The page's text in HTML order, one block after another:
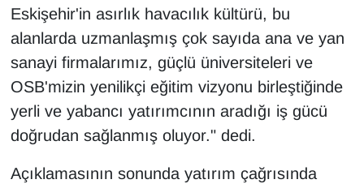
Eskişehir'in asırlık havacılık kültürü, bu
alanlarda uzmanlaşmış çok sayıda ana ve yan
sanayi firmalarımız, güçlü üniversiteleri ve
OSB'mizin yenilikçi eğitim vizyonu birleştiğinde
yerli ve yabancı yatırımcının aradığı iş gücü
doğrudan sağlanmış oluyor." dedi.
Açıklamasının sonunda yatırım çağrısında